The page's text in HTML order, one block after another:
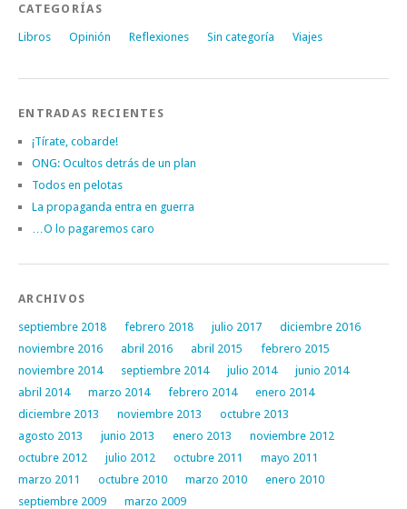
CATEGORÍAS
Libros Opinión Reflexiones Sin categoría Viajes
ENTRADAS RECIENTES
¡Tírate, cobarde!
ONG: Ocultos detrás de un plan
Todos en pelotas
La propaganda entra en guerra
…O lo pagaremos caro
ARCHIVOS
septiembre 2018 febrero 2018 julio 2017
diciembre 2016
noviembre 2016
abril 2016 abril 2015
febrero 2015
noviembre 2014
septiembre 2014 julio 2014
junio 2014
abril 2014
marzo 2014 febrero 2014
enero 2014
diciembre 2013
noviembre 2013
octubre 2013
agosto 2013
junio 2013 enero 2013
noviembre 2012
octubre 2012
julio 2012 octubre 2011
mayo 2011
marzo 2011
octubre 2010 marzo 2010
enero 2010
septiembre 2009
marzo 2009